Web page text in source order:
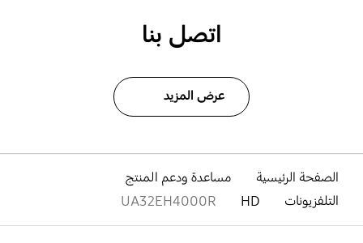
اتصل بنا
عرض المزيد
الصفحة الرئيسية
مساعدة ودعم المنتج
التلفزيونات
HD
UA32EH4000R